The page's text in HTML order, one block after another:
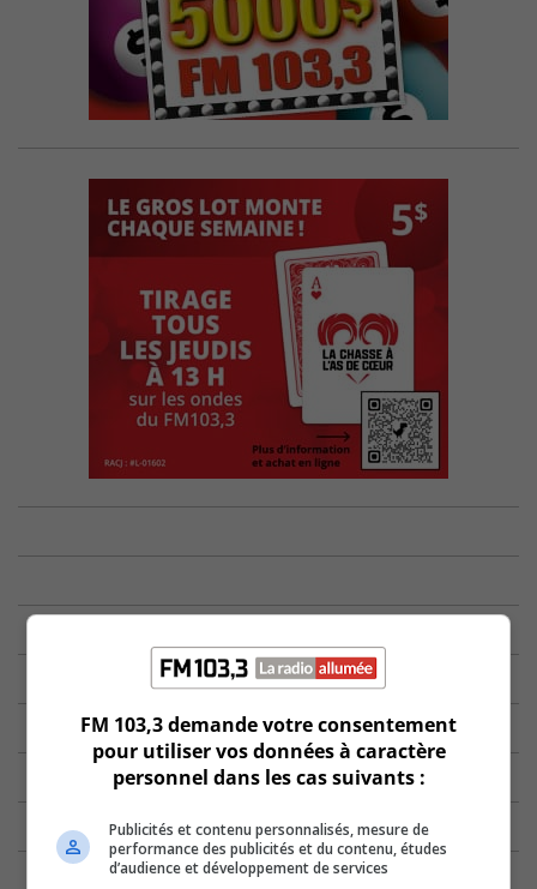
FM 103,3 demande votre consentement
pour utiliser vos données à caractère
personnel dans les cas suivants :
Publicités et contenu personnalisés, mesure de
performance des publicités et du contenu, études
d’audience et développement de services